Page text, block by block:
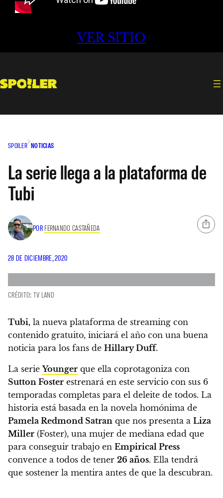
VER SITIO
SPOILER NOTICIAS
La serie llega a la plataforma de
Tubi
POR FERNANDO CASTAÑEDA
28 DE DICIEMBRE, 2020
CRÉDITO: TV LAND
Tubi, la nueva plataforma de streaming con
contenido gratuito, iniciará el año con una buena
noticia para los fans de Hillary Duff.
La serieYounger que ella coprotagoniza con
Sutton Foster estrenará en este servicio con sus 6
temporadas completas para el deleite de todos. La
historia está basada en la novela homónima de
Pamela Redmond Satran que nos presenta a Liza
Miller (Foster), una mujer de mediana edad que
para conseguir trabajo en Empirical Press
convence a todos de tener 26 años. Ella tendrá
que sostener la mentira antes de que la descubran.